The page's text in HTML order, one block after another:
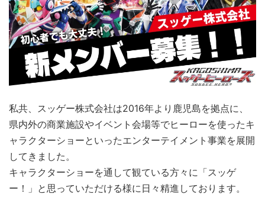
私共、スッゲー株式会社は2016年より鹿児島を拠点に、
県内外の商業施設やイベント会場等でヒーローを使ったキ
ャラクターショーといったエンターテイメント事業を展開
してきました。
キャラクターショーを通して観ている方々に「スッゲ
ー！」と思っていただける様に日々精進しております。